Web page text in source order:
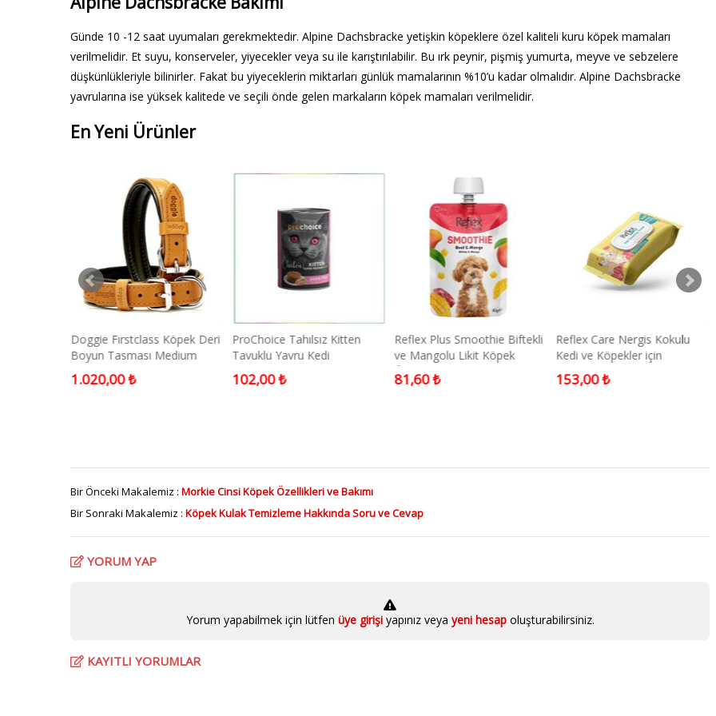
Günde 10 -12 saat uyumaları gerekmektedir. Alpine Dachsbracke yetişkin köpeklere özel kaliteli kuru köpek mamaları
verilmelidir. Et suyu, konserveler, yiyecekler veya su ile karıştırılabilir. Bu ırk peynir, pişmiş yumurta, meyve ve sebzelere
düşkünlükleriyle bilinirler. Fakat bu yiyeceklerin miktarları günlük mamalarının %10’u kadar olmalıdır. Alpine Dachsbracke
yavrularına ise yüksek kalitede ve seçili önde gelen markaların köpek mamaları verilmelidir.
En Yeni Ürünler
Doggie Fırstclass Köpek Deri
Boyun Tasması Medium
Camel
1.020,00 ₺
ProChoice Tahılsız Kitten
Tavuklu Yavru Kedi
Konservesi 400 gram
102,00 ₺
Reflex Plus Smoothie Biftekli
ve Mangolu Likit Köpek
Ödülü 85 Gr
81,60 ₺
Reflex Care Nergis Kokulu
Kedi ve Köpekler için
Temizleme Mendili (50'li)
153,00 ₺
Bir Önceki Makalemiz : Morkie Cinsi Köpek Özellikleri ve Bakımı
Bir Sonraki Makalemiz : Köpek Kulak Temizleme Hakkında Soru ve Cevap
YORUM YAP
Yorum yapabilmek için lütfen üye girişi yapınız veya yeni hesapoluşturabilirsiniz.
KAYITLI YORUMLAR